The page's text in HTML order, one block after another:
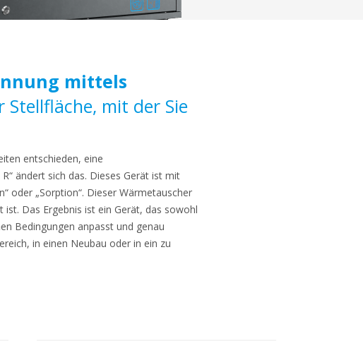
mittels
mit der Sie
entschieden, eine
ändert sich das. Dieses Gerät ist mit
oder „Sorption“. Dieser Wärmetauscher
Das Ergebnis ist ein Gerät, das sowohl
Bedingungen anpasst und genau
in einen Neubau oder in ein zu